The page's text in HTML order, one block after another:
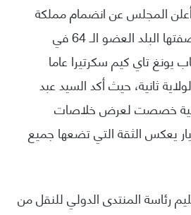
المجلس عن انضمام مملكة
كمبوديا إلى المنتدى بصفتها البلد العضو الـ 64 في
يونغ تاي كيم سكرتيرا عاما
ثانية، حيث أكد السيد عبد
خصصت لعرض خلاصات
يعكس الثقة التي تضعها جميع
رئاسة المنتدى الدولي للنقل من